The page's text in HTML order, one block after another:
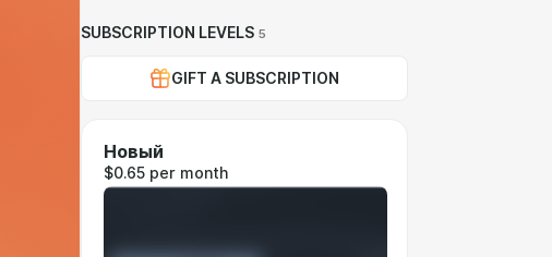
SUBSCRIPTION LEVELS 5
GIFT A SUBSCRIPTION
Новый
$0.65 per month